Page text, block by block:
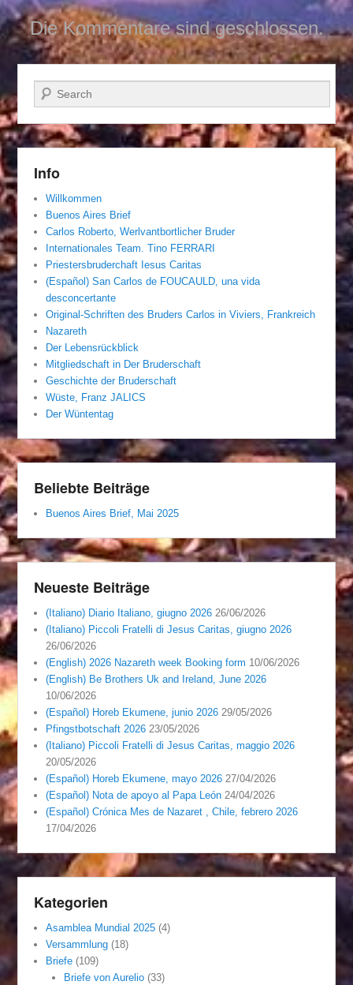
Die Kommentare sind geschlossen.
Suchen
Info
Willkommen
Buenos Aires Brief
Carlos Roberto, Werlvantbortlicher Bruder
Internationales Team. Tino FERRARI
Priestersbruderchaft Iesus Caritas
(Español) San Carlos de FOUCAULD, una vida
desconcertante
Original-Schriften des Bruders Carlos in Viviers, Frankreich
Nazareth
Der Lebensrückblick
Mitgliedschaft in Der Bruderschaft
Geschichte der Bruderschaft
Wüste, Franz JALICS
Der Wüntentag
Beliebte Beiträge
Buenos Aires Brief, Mai 2025
Neueste Beiträge
(Italiano) Diario Italiano, giugno 2026 26/06/2026
(Italiano) Piccoli Fratelli di Jesus Caritas, giugno 2026
26/06/2026
(English) 2026 Nazareth week Booking form 10/06/2026
(English) Be Brothers Uk and Ireland, June 2026
10/06/2026
(Español) Horeb Ekumene, junio 2026 29/05/2026
Pfingstbotschaft 2026 23/05/2026
(Italiano) Piccoli Fratelli di Jesus Caritas, maggio 2026
20/05/2026
(Español) Horeb Ekumene, mayo 2026 27/04/2026
(Español) Nota de apoyo al Papa León 24/04/2026
(Español) Crónica Mes de Nazaret , Chile, febrero 2026
17/04/2026
Kategorien
Asamblea Mundial 2025 (4)
Versammlung (18)
Briefe (109)
Briefe von Aurelio(33)